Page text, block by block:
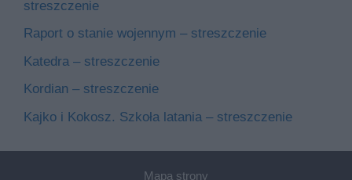
streszczenie
Raport o stanie wojennym – streszczenie
Katedra – streszczenie
Kordian – streszczenie
Kajko i Kokosz. Szkoła latania – streszczenie
Mapa strony